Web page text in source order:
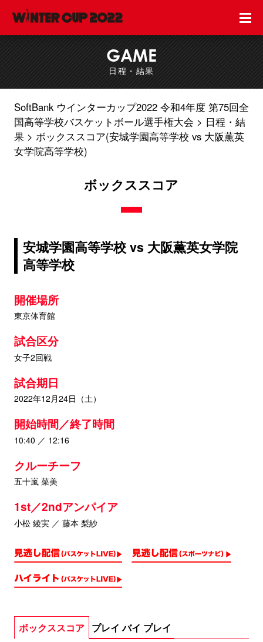
GAME
日程・結果
SoftBank ウインターカップ2022 令和4年度 第75回全
国高等学校バスケットボール選手権大会
日程・結
果
ボックススコア(安城学園高等学校 vs 大阪薫英
女学院高等学校)
ボックススコア
安城学園高等学校 vs 大阪薫英女学院
高等学校
開催場所
東京体育館
試合区分
女子2回戦
試合期日
2022年12月24日（土）
開始時間／終了時間
10:40 ／ 12:16
クルーチーフ
五十嵐 菜美
1st／2ndアンパイア
小松 綾実 ／ 藤本 梨紗
ボックススコア プレイ バイ プレイ